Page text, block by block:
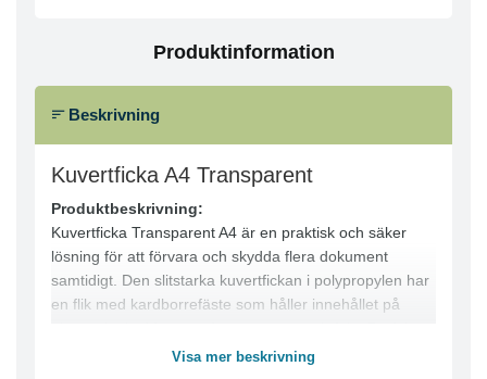
Produktinformation
Beskrivning
Kuvertficka A4 Transparent
Produktbeskrivning:
Kuvertficka Transparent A4 är en praktisk och säker
lösning för att förvara och skydda flera dokument
samtidigt. Den slitstarka kuvertfickan i polypropylen har
en flik med kardborrefäste som håller innehållet på
för förvaring av större dokument, flersidiga broschyrer
Visa mer beskrivning